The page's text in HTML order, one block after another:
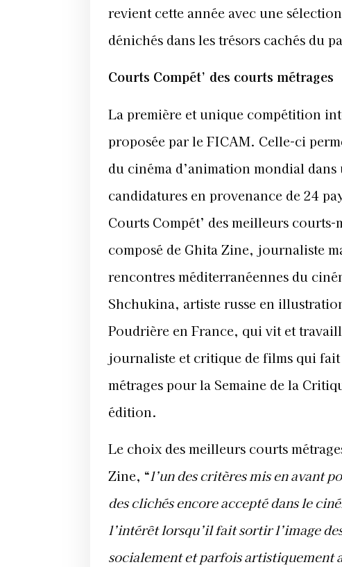
revient cette année avec une
dénichés dans les trésors cachés du
Courts Compét’ des courts métrages
La première et unique compétition
proposée par le FICAM. Celle-ci
du cinéma d’animation mondial
candidatures en provenance de 24
Courts Compét’ des meilleurs
composé de Ghita Zine, journaliste
rencontres méditerranéennes du
Shchukina, artiste russe en
Poudrière en France, qui vit et
journaliste et critique de films qui
métrages pour la Semaine de la
édition.
Le choix des meilleurs courts
Zine, “l’un des critères mis en avant
des clichés encore accepté dans le
l’intérêt lorsqu’il fait sortir l’image
socialement et parfois artistiquement